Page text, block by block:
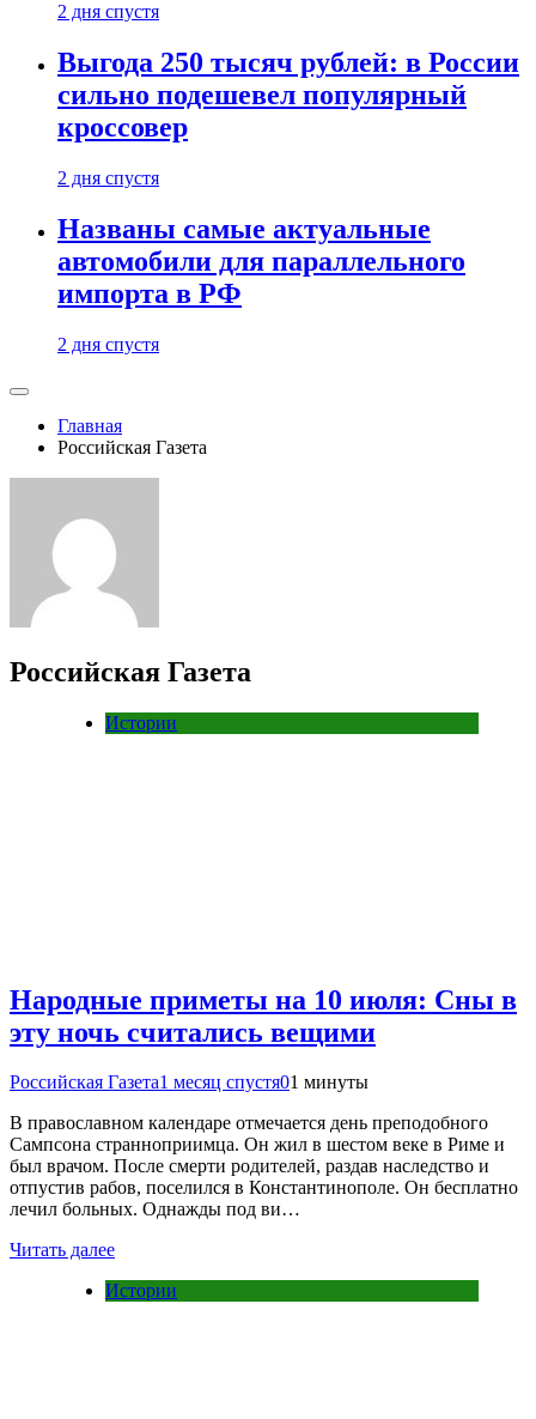
2 дня спустя
Выгода 250 тысяч рублей: в России
сильно подешевел популярный
кроссовер
2 дня спустя
Названы самые актуальные
автомобили для параллельного
импорта в РФ
2 дня спустя
Главная
Российская Газета
Российская Газета
Истории
Народные приметы на 10 июля: Сны в
эту ночь считались вещими
Российская Газета1 месяц спустя01 минуты
В православном календаре отмечается день преподобного
Сампсона странноприимца. Он жил в шестом веке в Риме и
был врачом. После смерти родителей, раздав наследство и
отпустив рабов, поселился в Константинополе. Он бесплатно
лечил больных. Однажды под ви…
Читать далее
Истории